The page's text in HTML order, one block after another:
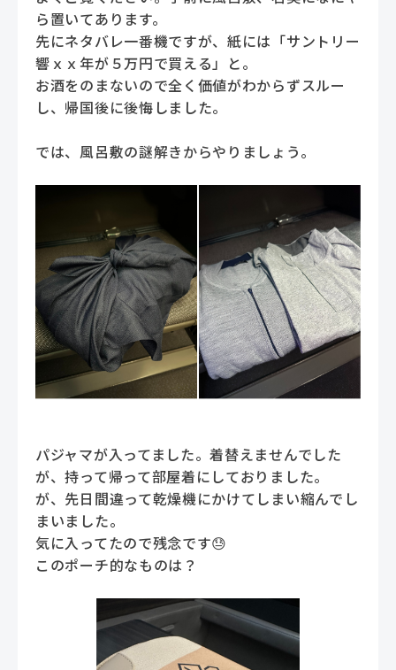
ら置いてあります。
先にネタバレ一番機ですが、紙には「サントリー
響ｘｘ年が５万円で買える」と。
お酒をのまないので全く価値がわからずスルー
し、帰国後に後悔しました。
では、風呂敷の謎解きからやりましょう。
パジャマが入ってました。着替えませんでした
が、持って帰って部屋着にしておりました。
が、先日間違って乾燥機にかけてしまい縮んでし
まいました。
気に入ってたので残念です😓
このポーチ的なものは？